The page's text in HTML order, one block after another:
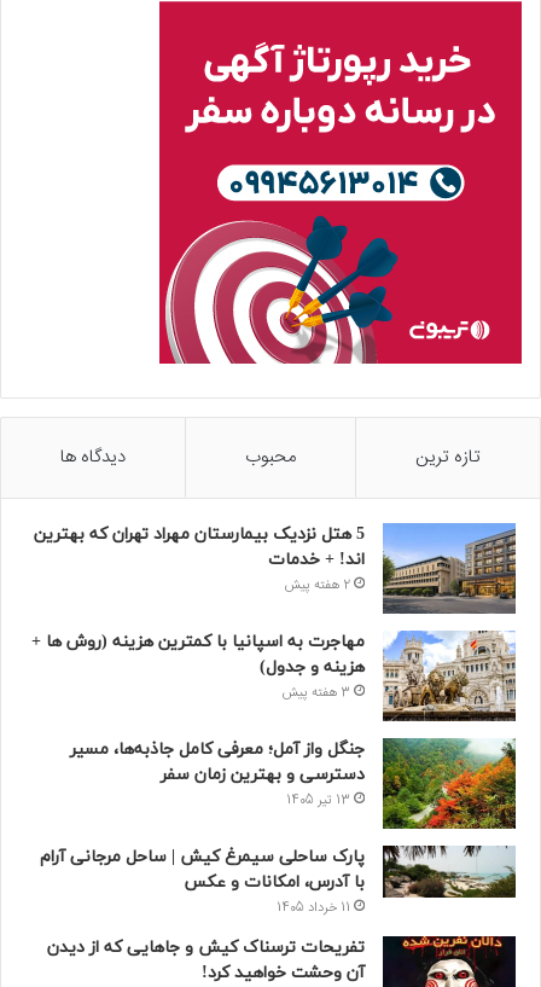
تازه ترین محبوب دیدگاه ها
5 هتل نزدیک بیمارستان مهراد تهران که بهترین‌
اند! + خدمات
2 هفته پیش
مهاجرت به اسپانیا با کمترین هزینه (روش ها +
هزینه و جدول)
3 هفته پیش
جنگل واز آمل؛ معرفی کامل جاذبه‌ها، مسیر
دسترسی و بهترین زمان سفر
13 تیر 1405
پارک ساحلی سیمرغ کیش | ساحل مرجانی آرام
با آدرس، امکانات و عکس
11 خرداد 1405
تفریحات ترسناک کیش و جاهایی که از دیدن
آن وحشت خواهید کرد!